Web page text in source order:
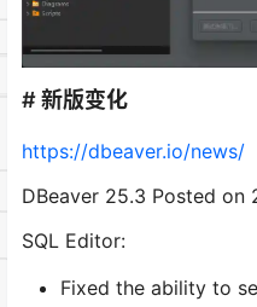
# 新版变化
https://dbeaver.io/news/
DBeaver 25.3 Posted on
SQL Editor:
Fixed the ability to